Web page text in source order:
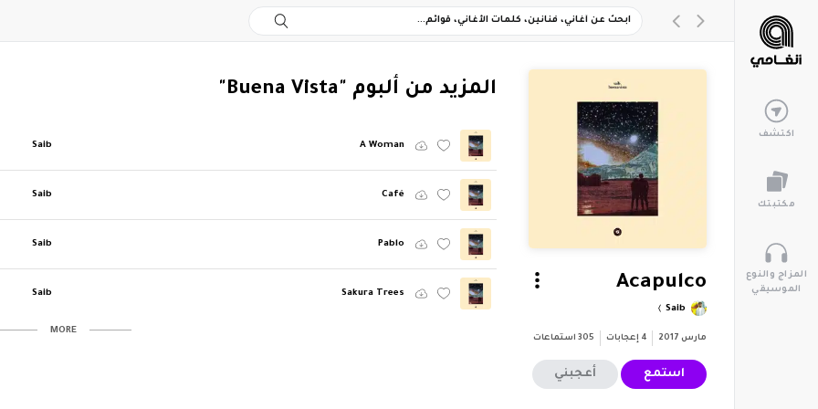
اكتشف
مكتبتك
المزاج والنوع
الموسيقي
Acapulco
Saib
مارس 2017 4 إعجابات 305 استماعات
استمع أعجبني
‏المزيد من ألبوم "Buena Vista"
A Woman
Saib
Café
Saib
Pablo
Saib
Sakura Trees
Saib
MORE